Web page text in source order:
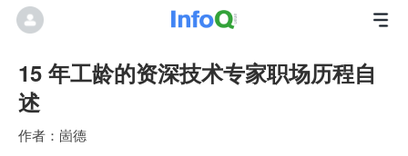
15 年工龄的资深技术专家职场历程自
述
崮德